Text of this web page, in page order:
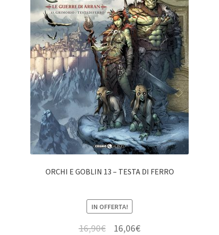
ORCHI E GOBLIN 13 – TESTA DI FERRO
IN OFFERTA!
16,90€ 16,06€